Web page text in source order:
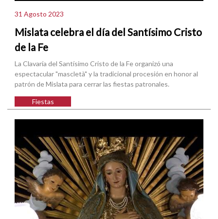
31 Agosto 2023
Mislata celebra el día del Santísimo Cristo
de la Fe
La Clavaría del Santísimo Cristo de la Fe organizó una
espectacular "mascletà" y la tradicional procesión en honor al
patrón de Mislata para cerrar las fiestas patronales.
Fiestas